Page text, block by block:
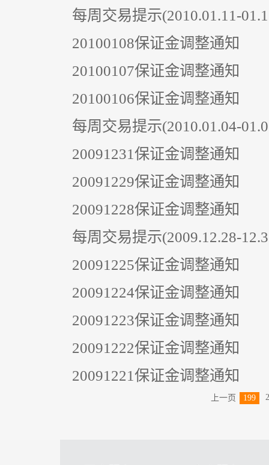
每周交易提示(2010.01.11-
20100108保证金调整通知
20100107保证金调整通知
20100106保证金调整通知
每周交易提示(2010.01.04-
20091231保证金调整通知
20091229保证金调整通知
20091228保证金调整通知
每周交易提示(2009.12.28-
20091225保证金调整通知
20091224保证金调整通知
20091223保证金调整通知
20091222保证金调整通知
20091221保证金调整通知
199
上一页